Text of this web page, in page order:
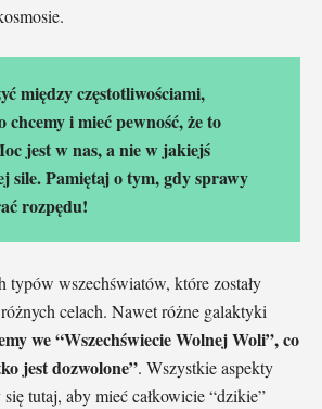
między częstotliwościami,
chcemy i mieć pewność, że to
jest w nas, a nie w jakiejś
sile. Pamiętaj o tym, gdy sprawy
rozpędu!
typów wszechświatów, które zostały
celach. Nawet różne galaktyki
we “Wszechświecie Wolnej Woli”, co
jest dozwolone”. Wszystkie aspekty
tutaj, aby mieć całkowicie “dzikie”